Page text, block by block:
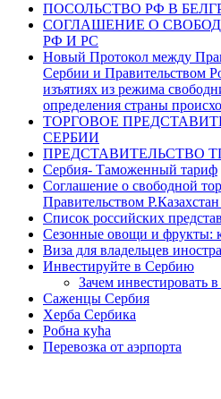
ПОСОЛЬСТВО РФ В
СОГЛАШЕНИЕ О
РФ И РС
Новый Протокол между
Сербии и Правительством
изъятиях из режима
определения страны
ТОРГОВОЕ
СЕРБИИ
ПРЕДСТАВИТЕЛЬСТВО
Сербия- Таможенный тариф
Соглашение о свободной
Правительством
Список российских
Сезонные овощи и фрукты:
Виза для владельцев
Инвестируйте в Сербию
Зачем инвестировать
Саженцы Сербия
Херба Сербика
Робна кућа
Перевозка от аэрпорта